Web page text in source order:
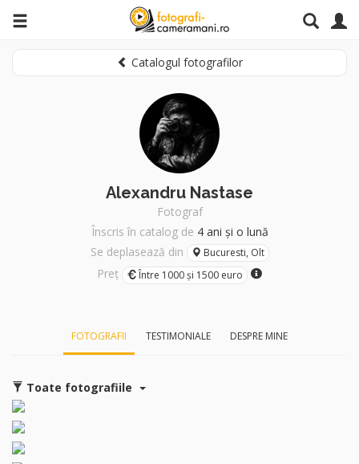
Catalogul fotografilor
Alexandru Nastase
Fotograf
Înscris în catalog de 4 ani și o lună
Se deplasează din
Bucuresti, Olt
Preț Între 1000 și 1500 euro
FOTOGRAFII TESTIMONIALE DESPRE MINE
Toate fotografiile